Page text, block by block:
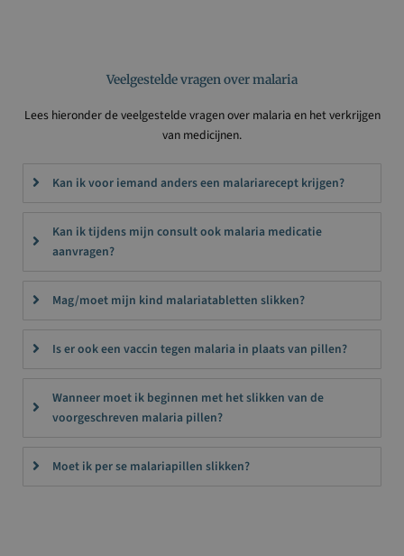
Veelgestelde vragen over malaria
Lees hieronder de veelgestelde vragen over malaria en het verkrijgen
van medicijnen.
Kan ik voor iemand anders een malariarecept krijgen?
Kan ik tijdens mijn consult ook malaria medicatie
aanvragen?
Mag/moet mijn kind malariatabletten slikken?
Is er ook een vaccin tegen malaria in plaats van pillen?
Wanneer moet ik beginnen met het slikken van de
voorgeschreven malaria pillen?
Moet ik per se malariapillen slikken?